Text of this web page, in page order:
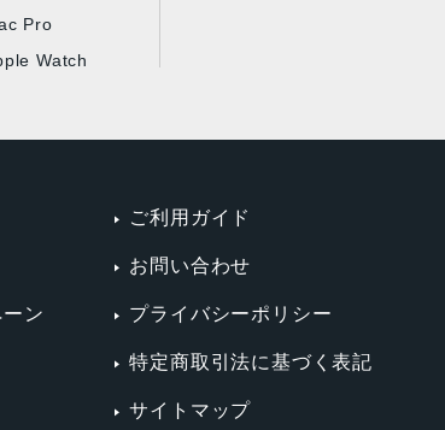
Pro
Watch
ン
ご利用ガイド
お問い合わせ
プライバシーポリシー
特定商取引法に基づく表記
サイトマップ